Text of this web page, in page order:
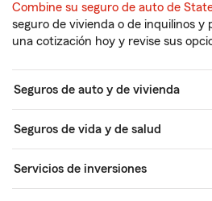
Combine su seguro de auto de
seguro de vivienda o de inquilinos y
una cotización hoy y revise sus
Seguros de auto y de vivienda
Seguros de vida y de salud
Servicios de inversiones